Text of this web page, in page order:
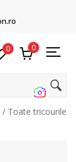
0 0
Toate tricourile